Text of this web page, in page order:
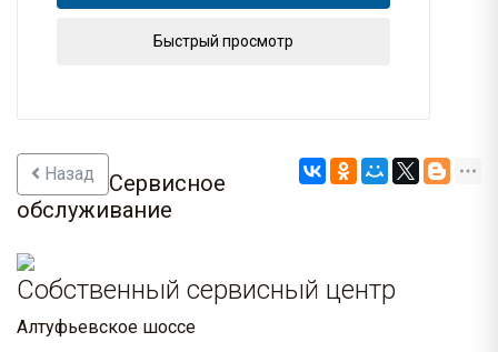
Быстрый просмотр
Назад
Сервисное
обслуживание
Собственный сервисный центр
Алтуфьевское шоссе